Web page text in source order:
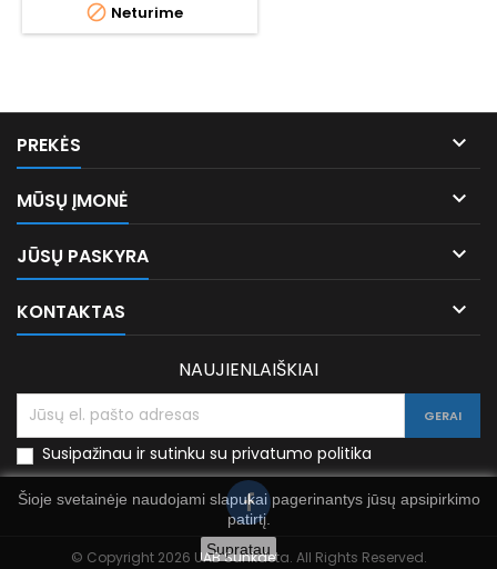
 Neturime
PREKĖS 
MŪSŲ ĮMONĖ 
JŪSŲ PASKYRA 
KONTAKTAS 
Šioje svetainėje naudojami slapukai pagerinantys jūsų apsipirkimo
patirtį.
Supratau
NAUJIENLAIŠKIAI
Susipažinau ir sutinku su privatumo politika
© Copyright 2026 UAB Sunkdeta. All Rights Reserved.